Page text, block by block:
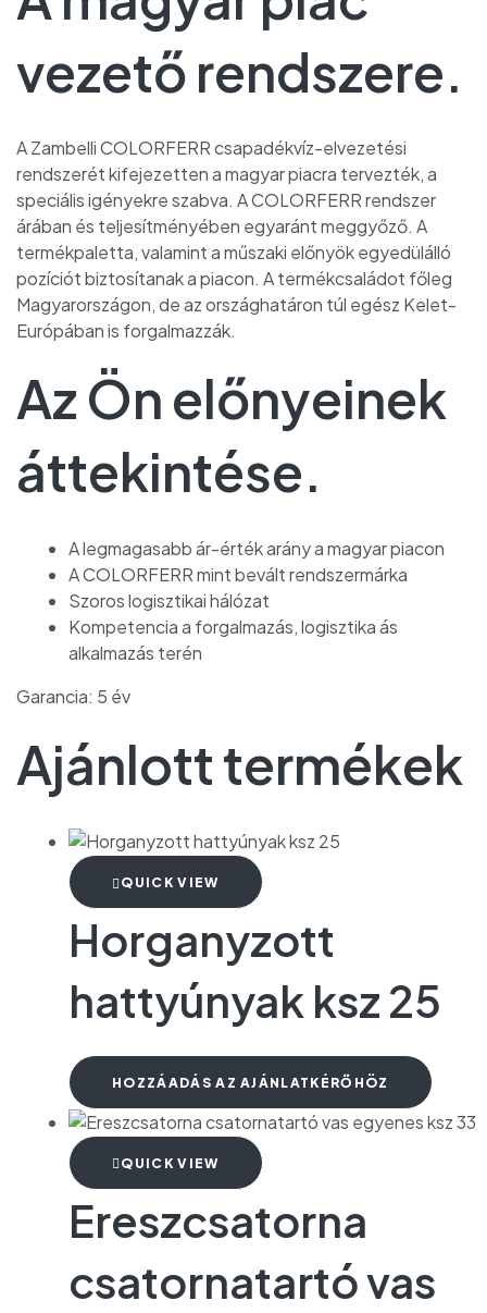
vezető rendszere.
A Zambelli COLORFERR csapadékvíz-elvezetési
rendszerét kifejezetten a magyar piacra tervezték, a
speciális igényekre szabva. A COLORFERR rendszer
árában és teljesítményében egyaránt meggyőző. A
termékpaletta, valamint a műszaki előnyök egyedülálló
pozíciót biztosítanak a piacon. A termékcsaládot főleg
Magyarországon, de az országhatáron túl egész Kelet-
Európában is forgalmazzák.
Az Ön előnyeinek
áttekintése.
A legmagasabb ár-érték arány a magyar piacon
A COLORFERR mint bevált rendszermárka
Szoros logisztikai hálózat
Kompetencia a forgalmazás, logisztika ás
alkalmazás terén
Garancia: 5 év
Ajánlott termékek
QUICK VIEW
Horganyzott
hattyúnyak ksz 25
HOZZÁADÁS AZ AJÁNLATKÉRŐHÖZ
QUICK VIEW
Ereszcsatorna
csatornatartó vas